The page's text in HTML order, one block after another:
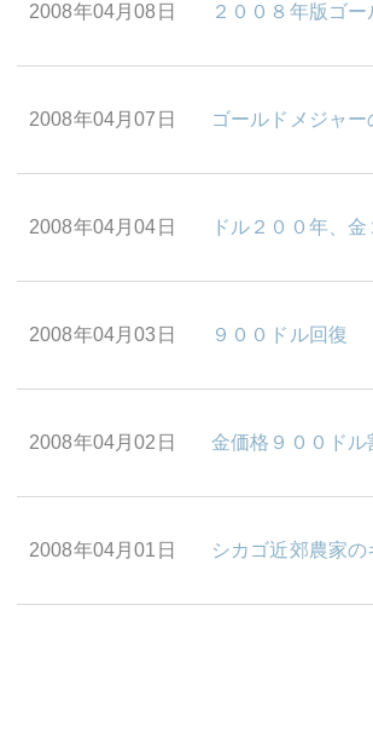
2008年04月08日 ２００８年版ゴ
2008年04月07日 ゴールドメジャー
2008年04月04日 ドル２００年、
2008年04月03日 ９００ドル回復
2008年04月02日 金価格９００ドル
2008年04月01日 シカゴ近郊農家の